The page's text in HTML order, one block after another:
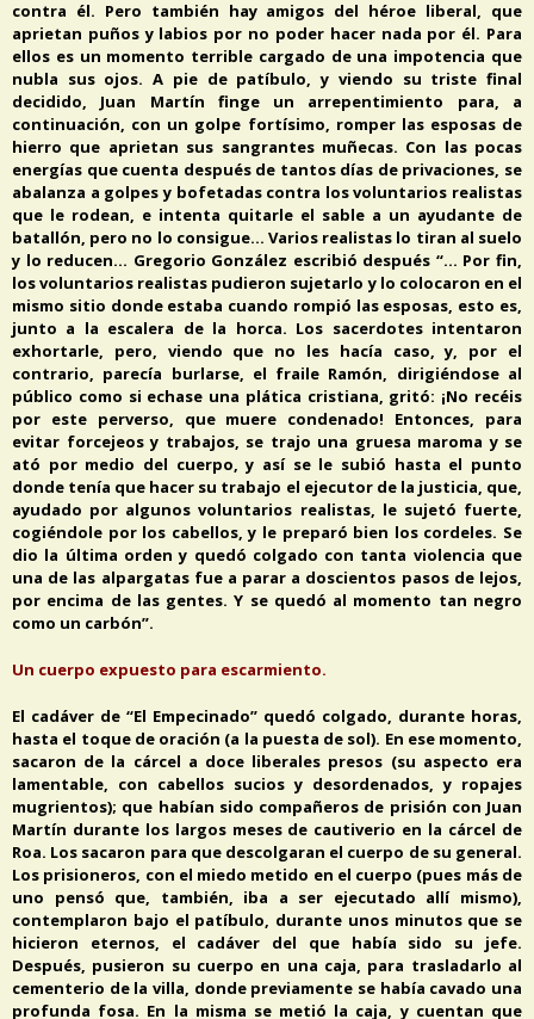
contra él. Pero también hay amigos del héroe liberal, que
aprietan puños y labios por no poder hacer nada por él. Para
ellos es un momento terrible cargado de una impotencia que
nubla sus ojos. A pie de patíbulo, y viendo su triste final
decidido, Juan Martín finge un arrepentimiento para, a
continuación, con un golpe fortísimo, romper las esposas de
hierro que aprietan sus sangrantes muñecas. Con las pocas
energías que cuenta después de tantos días de privaciones, se
abalanza a golpes y bofetadas contra los voluntarios realistas
que le rodean, e intenta quitarle el sable a un ayudante de
batallón, pero no lo consigue… Varios realistas lo tiran al suelo
y lo reducen… Gregorio González escribió después “… Por fin,
los voluntarios realistas pudieron sujetarlo y lo colocaron en el
mismo sitio donde estaba cuando rompió las esposas, esto es,
junto a la escalera de la horca. Los sacerdotes intentaron
exhortarle, pero, viendo que no les hacía caso, y, por el
contrario, parecía burlarse, el fraile Ramón, dirigiéndose al
público como si echase una plática cristiana, gritó: ¡No recéis
por este perverso, que muere condenado! Entonces, para
evitar forcejeos y trabajos, se trajo una gruesa maroma y se
ató por medio del cuerpo, y así se le subió hasta el punto
donde tenía que hacer su trabajo el ejecutor de la justicia, que,
ayudado por algunos voluntarios realistas, le sujetó fuerte,
cogiéndole por los cabellos, y le preparó bien los cordeles. Se
dio la última orden y quedó colgado con tanta violencia que
una de las alpargatas fue a parar a doscientos pasos de lejos,
por encima de las gentes. Y se quedó al momento tan negro
como un carbón”.
Un cuerpo expuesto para escarmiento.
El cadáver de “El Empecinado” quedó colgado, durante horas,
hasta el toque de oración (a la puesta de sol). En ese momento,
sacaron de la cárcel a doce liberales presos (su aspecto era
lamentable, con cabellos sucios y desordenados, y ropajes
mugrientos); que habían sido compañeros de prisión con Juan
Martín durante los largos meses de cautiverio en la cárcel de
Roa. Los sacaron para que descolgaran el cuerpo de su general.
Los prisioneros, con el miedo metido en el cuerpo (pues más de
uno pensó que, también, iba a ser ejecutado allí mismo),
contemplaron bajo el patíbulo, durante unos minutos que se
hicieron eternos, el cadáver del que había sido su jefe.
Después, pusieron su cuerpo en una caja, para trasladarlo al
cementerio de la villa, donde previamente se había cavado una
profunda fosa. En la misma se metió la caja, y cuentan que